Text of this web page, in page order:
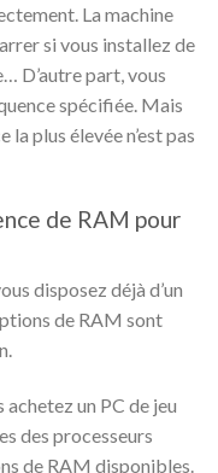
La machine
si vous installez de
D’autre part, vous
spécifiée. Mais
plus élevée n’est pas
de RAM pour
disposez déjà d’un
de RAM sont
un PC de jeu
des processeurs
de RAM disponibles.